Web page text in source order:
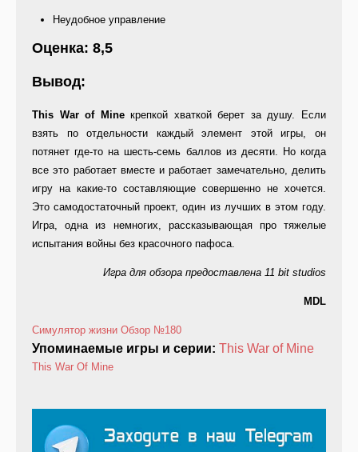
Неудобное управление
Оценка: 8,5
Вывод:
This War of Mineкрепкой хваткой берет за душу. Если
взять по отдельности каждый элемент этой игры, он
потянет где-то на шесть-семь баллов из десяти. Но когда
все это работает вместе и работает замечательно, делить
игру на какие-то составляющие совершенно не хочется.
Это самодостаточный проект, один из лучших в этом году.
Игра, одна из немногих, рассказывающая про тяжелые
испытания войны без красочного пафоса.
Игра для обзора предоставлена 11 bit studios
MDL
Симулятор жизни Обзор №180
Упоминаемые игры и серии: This War of Mine
This War Of Mine